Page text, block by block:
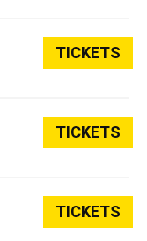
TICKETS
TICKETS
TICKETS